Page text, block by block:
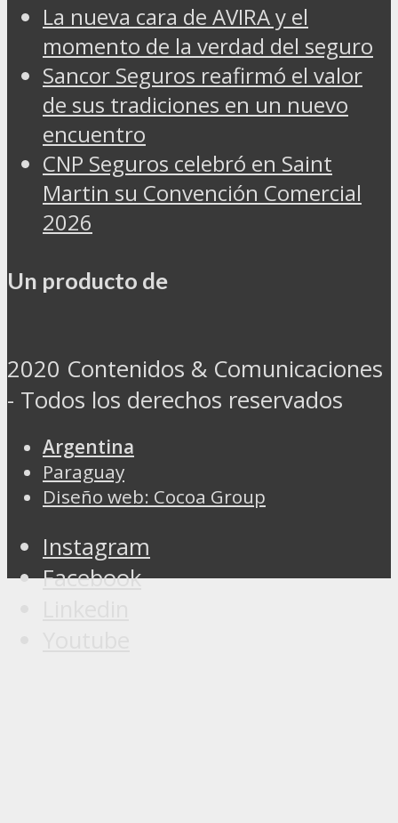
La nueva cara de AVIRA y el
momento de la verdad del seguro
Sancor Seguros reafirmó el valor
de sus tradiciones en un nuevo
encuentro
CNP Seguros celebró en Saint
Martin su Convención Comercial
2026
Un producto de
2020 Contenidos & Comunicaciones
- Todos los derechos reservados
Argentina
Paraguay
Diseño web: Cocoa Group
Instagram
Facebook